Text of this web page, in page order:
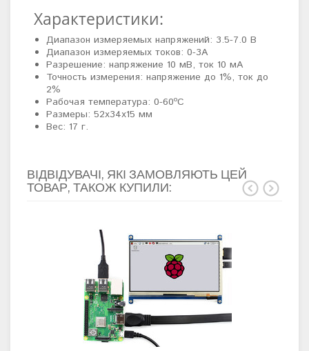
Характеристики:
Диапазон измеряемых напряжений: 3.5-7.0 В
Диапазон измеряемых токов: 0-3A
Разрешение: напряжение 10 мВ, ток 10 мА
Точность измерения: напряжение до 1%, ток до
2%
Рабочая температура: 0-60ºC
Размеры: 52x34x15 мм
Вес: 17 г.
ВІДВІДУВАЧІ, ЯКІ ЗАМОВЛЯЮТЬ ЦЕЙ
ТОВАР, ТАКОЖ КУПИЛИ: